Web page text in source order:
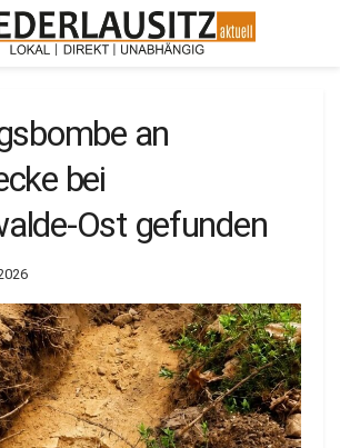
an
bei
Ost gefunden